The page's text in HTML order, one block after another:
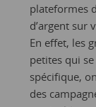
plateformes
d’argent sur
En effet, les
petites qui
spécifique,
des